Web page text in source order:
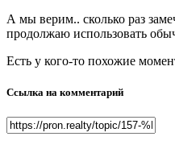
А мы верим.. сколько раз
продолжаю использовать
Есть у кого-то похожие
Ссылка на комментарий